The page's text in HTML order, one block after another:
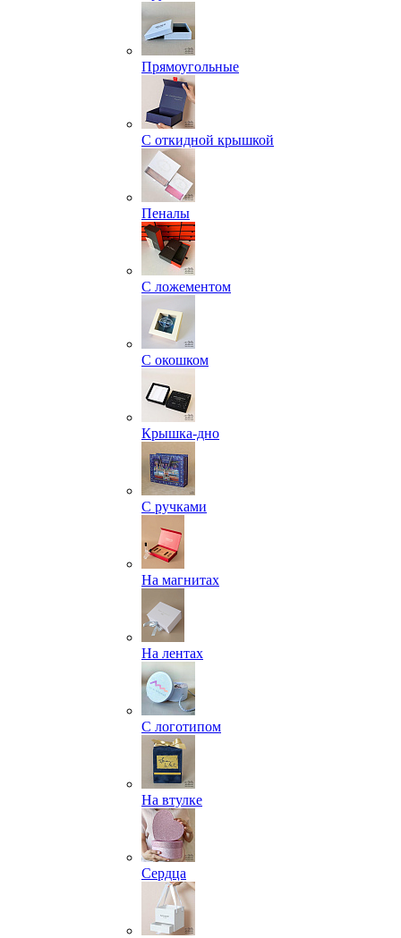
Прямоугольные
С откидной крышкой
Пеналы
С ложементом
С окошком
Крышка-дно
С ручками
На магнитах
На лентах
С логотипом
На втулке
Сердца